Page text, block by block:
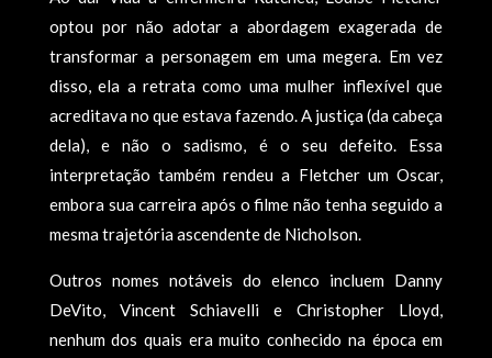
optou por não adotar a abordagem exagerada de
transformar a personagem em uma megera. Em vez
disso, ela a retrata como uma mulher inflexível que
acreditava no que estava fazendo. A justiça (da cabeça
dela), e não o sadismo, é o seu defeito. Essa
interpretação também rendeu a Fletcher um Oscar,
embora sua carreira após o filme não tenha seguido a
mesma trajetória ascendente de Nicholson.
Outros nomes notáveis do elenco ​​incluem Danny
DeVito, Vincent Schiavelli e Christopher Lloyd,
nenhum dos quais era muito conhecido na época em